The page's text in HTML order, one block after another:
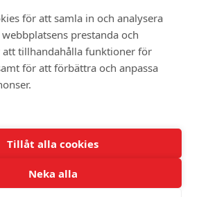
för att samla in och analysera
prestanda och
tillhandahålla funktioner för
för att förbättra och anpassa
Tillåt alla cookies
Neka alla
månaden
gratis.
PRENUMERERA